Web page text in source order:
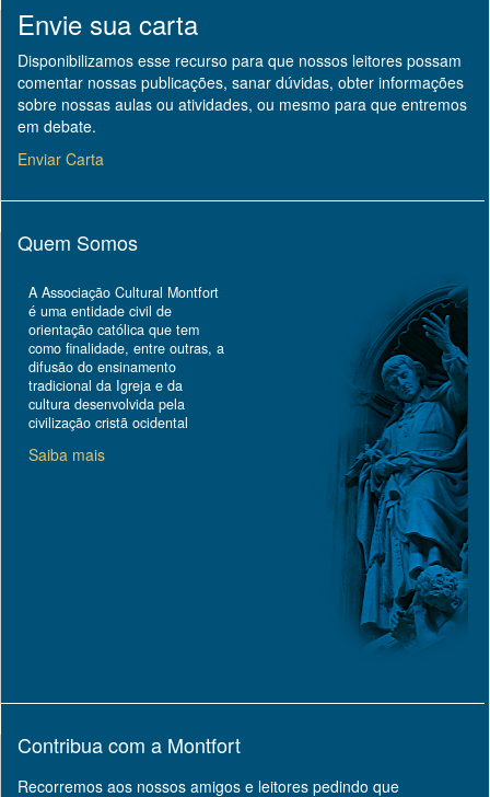
Envie sua carta
Disponibilizamos esse recurso para que nossos leitores possam
comentar nossas publicações, sanar dúvidas, obter informações
sobre nossas aulas ou atividades, ou mesmo para que entremos
em debate.
Enviar Carta
Quem Somos
A Associação Cultural Montfort
é uma entidade civil de
orientação católica que tem
como finalidade, entre outras, a
difusão do ensinamento
tradicional da Igreja e da
cultura desenvolvida pela
civilização cristã ocidental
Saiba mais
Contribua com a Montfort
Recorremos aos nossos amigos e leitores pedindo que